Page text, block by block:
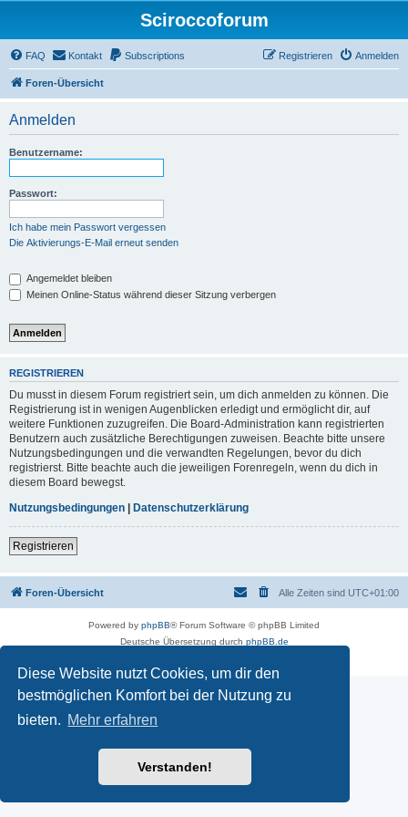
Diese Website nutzt Cookies, um dir den
bestmöglichen Komfort bei der Nutzung zu
bieten. Mehr erfahren
Verstanden!
Sciroccoforum
FAQ Kontakt Subscriptions Anmelden
Registrieren
Foren-Übersicht
Anmelden
Benutzername:
Passwort:
Ich habe mein Passwort vergessen
Die Aktivierungs-E-Mail erneut senden
Angemeldet bleiben
Meinen Online-Status während dieser Sitzung verbergen
REGISTRIEREN
Du musst in diesem Forum registriert sein, um dich anmelden zu können. Die
Registrierung ist in wenigen Augenblicken erledigt und ermöglicht dir, auf
weitere Funktionen zuzugreifen. Die Board-Administration kann registrierten
Benutzern auch zusätzliche Berechtigungen zuweisen. Beachte bitte unsere
Nutzungsbedingungen und die verwandten Regelungen, bevor du dich
registrierst. Bitte beachte auch die jeweiligen Forenregeln, wenn du dich in
diesem Board bewegst.
Nutzungsbedingungen | Datenschutzerklärung
Registrieren
Foren-Übersicht Alle Zeiten sind UTC+01:00
Powered by phpBB® Forum Software © phpBB Limited
Deutsche Übersetzung durch phpBB.de